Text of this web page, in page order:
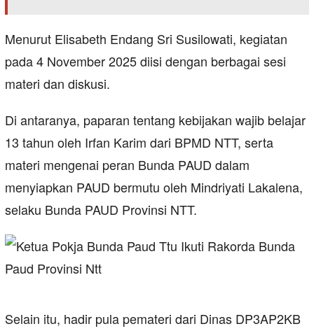
Menurut Elisabeth Endang Sri Susilowati, kegiatan
pada 4 November 2025 diisi dengan berbagai sesi
materi dan diskusi.
Di antaranya, paparan tentang kebijakan wajib belajar
13 tahun oleh Irfan Karim dari BPMD NTT, serta
materi mengenai peran Bunda PAUD dalam
menyiapkan PAUD bermutu oleh Mindriyati Lakalena,
selaku Bunda PAUD Provinsi NTT.
Selain itu, hadir pula pemateri dari Dinas DP3AP2KB